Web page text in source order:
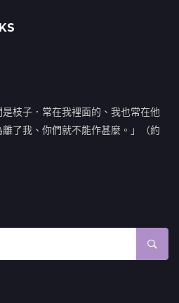
枝子．常在我裡面的、我也常在他
了我、你們就不能作甚麼。」（約